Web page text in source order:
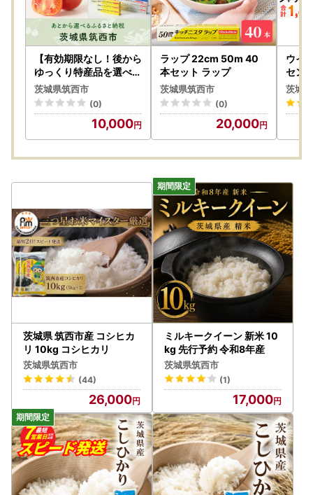
もし長期ご不在の場合がございましたら、備考欄、または下
記窓口までご連絡いただきますようお願いします。
筑西市ふるさと納税担当窓口
TEL：050-1732-3078
メール：chikusei@furusato-supports.com
●お寄せいただいた個人情報は、筑西市が寄附金の受付及び
入金に係る確認・連絡等に利用するものであり、それ以外の
●寄附者情報の”寄附者名”と”住所”には住民票にご登録の内
容をご記入ください。内容が異なる場合は寄附控除対象にな
らない可能性がありますのでご注意ください。
●配送の転送にかかる運賃について（配送手配開始後の送付
先住所の変更）
ヤマト運輸の規定変更により、2023年6月1日発送分から返
礼品の送り状に記載された住所以外にお届け先を変更（転
送）する場合にかかる運賃は
ご贈答用の場合でも受取人様でのご負担となります。お申し
込み時のお届け先住所入力につきましては十分にご注意くだ
さい。
詳細は、下記URLヤマト運輸株式会社の運賃収受の開始につ
いてご確認ください。
https://link.rakuten.co.jp/1/096/025/?url=important/info_2
30417_2.html
配送手配開始後にご連絡をいただいた場合、窓口での住所変
更はいたしかねますので、お早めにご連絡下さい。
●寄附のキャンセル、返礼品の変更・返品はできません。
また、寄附者様の都合により返礼品がお届けできない場合、
【有効期限なし！後から
ゆっくり特産品を選べる
】茨城県筑西市カタログ
ポイント
茨城県筑西市
(0)
10,000
ラップ 22cm 50m 40
本セット ラップ
茨城県筑西市
(0)
20,000
ウイ
セン
茨城
茨城県 筑西市産 コシヒカ
リ 10kg コシヒカリ
茨城県筑西市
(44)
26,000
ミルキークイーン 新米 10
kg 先行予約 令和8年産
茨城県筑西市
(1)
17,000